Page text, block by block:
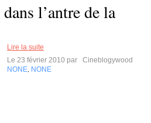
l’antre de la
Lire la suite
Le 23 février 2010 par
Cineblogywood
NONE NONE